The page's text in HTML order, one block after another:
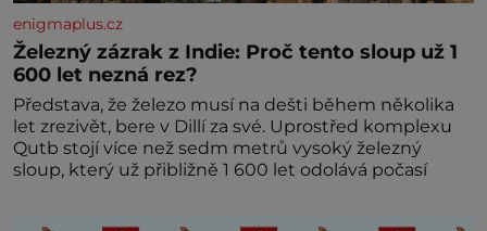
enigmaplus.cz
Železný zázrak z Indie: Proč tento sloup už 1
600 let nezná rez?
Představa, že železo musí na dešti během několika
let zrezivět, bere v Dillí za své. Uprostřed komplexu
Qutb stojí více než sedm metrů vysoký železný
sloup, který už přibližně 1 600 let odolává počasí